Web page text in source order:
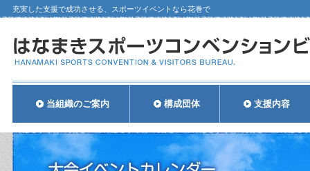
充実した支援で成功させる、スポーツイベントなら花巻で
当組織のご案内 構成団体 支援内容